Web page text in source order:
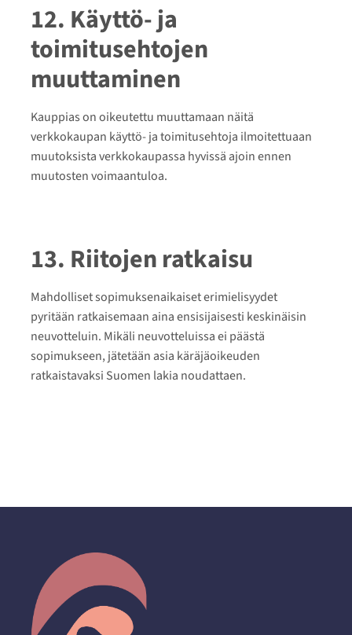
12. Käyttö- ja
toimitusehtojen
muuttaminen
Kauppias on oikeutettu muuttamaan näitä
verkkokaupan käyttö- ja toimitusehtoja ilmoitettuaan
muutoksista verkkokaupassa hyvissä ajoin ennen
muutosten voimaantuloa.
13. Riitojen ratkaisu
Mahdolliset sopimuksenaikaiset erimielisyydet
pyritään ratkaisemaan aina ensisijaisesti keskinäisin
neuvotteluin. Mikäli neuvotteluissa ei päästä
sopimukseen, jätetään asia käräjäoikeuden
ratkaistavaksi Suomen lakia noudattaen.